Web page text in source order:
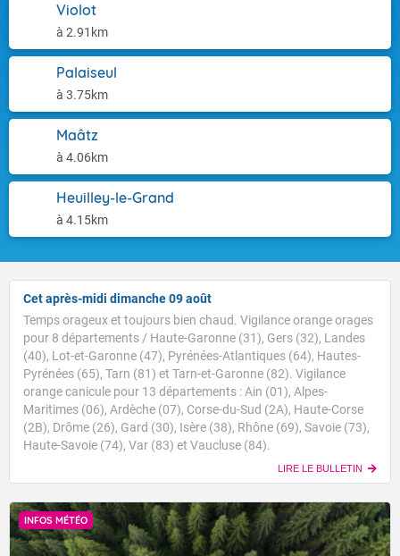
Violot
à 2.91km
Palaiseul
à 3.75km
Maâtz
à 4.06km
Heuilley-le-Grand
à 4.15km
Cet après-midi dimanche 09 août
Temps orageux et toujours bien chaud. Vigilance orange orages
pour 8 départements / Haute-Garonne (31), Gers (32), Landes
(40), Lot-et-Garonne (47), Pyrénées-Atlantiques (64), Hautes-
Pyrénées (65), Tarn (81) et Tarn-et-Garonne (82). Vigilance
orange canicule pour 13 départements : Ain (01), Alpes-
Maritimes (06), Ardèche (07), Corse-du-Sud (2A), Haute-Corse
(2B), Drôme (26), Gard (30), Isère (38), Rhône (69), Savoie (73),
Haute-Savoie (74), Var (83) et Vaucluse (84).
LIRE LE BULLETIN
INFOS MÉTÉO